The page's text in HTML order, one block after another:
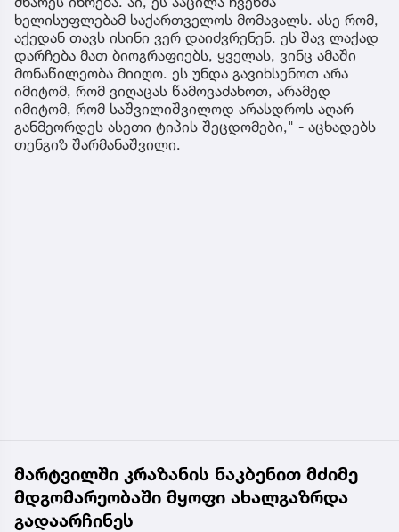
ხელისუფლებამ საქართველოს მომავალს. ასე რომ,
აქედან თავს ისინი ვერ დაიძვრენენ. ეს შავ ლაქად
დარჩება მათ ბიოგრაფიებს, ყველას, ვინც ამაში
მონაწილეობა მიიღო. ეს უნდა გავიხსენოთ არა
იმიტომ, რომ ვიღაცას წამოვაძახოთ, არამედ
იმიტომ, რომ საშვილიშვილოდ არასდროს აღარ
განმეორდეს ასეთი ტიპის შეცდომები," - აცხადებს
თენგიზ შარმანაშვილი.
მარტვილში კრაზანის ნაკბენით მძიმე
მდგომარეობაში მყოფი ახალგაზრდა
გადაარჩინეს